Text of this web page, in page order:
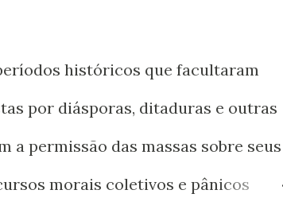
históricos que facultaram
por diásporas, ditaduras e outras
a permissão das massas sobre seus
morais coletivos e pânicos